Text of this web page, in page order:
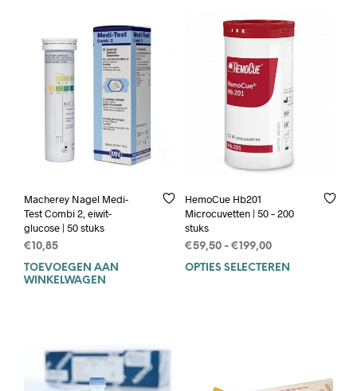
Macherey Nagel Medi-
Test Combi 2, eiwit-
glucose | 50 stuks
€ 10,85
TOEVOEGEN AAN
WINKELWAGEN
HemoCue Hb201
Microcuvetten | 50 – 200
stuks
€59,50 - € 199,00Prijsklasse:
€59,50
OPTIES SELECTEREN